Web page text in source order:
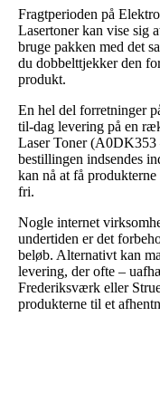
Fragtperioden på
Lasertoner kan vise sig
bruge pakken med det
du dobbelttjekker den
produkt.
En hel del forretninger
til-dag levering på en
Laser Toner
bestillingen indsendes
kan nå at få produkterne
fri.
Nogle internet
undertiden er det
beløb. Alternativt kan
levering, der ofte –
Frederiksværk eller
produkterne til et